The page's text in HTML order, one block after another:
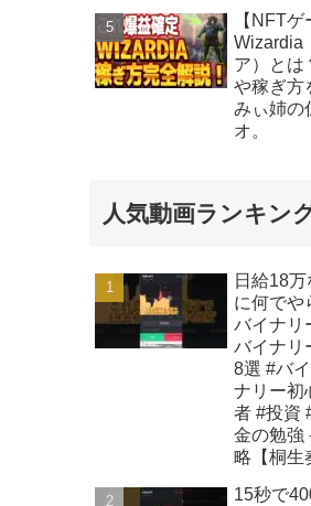
【NFTゲ
Wizardia
ア）とは
や稼ぎ方
みぃ姉の
オ。
人気動画ランキン
日給18
に何でや
バイナリ
バイナリ
8選 #バ
ナリー初
者 #投資
金の勉強
略【桐生
15秒で